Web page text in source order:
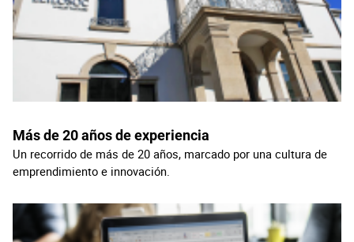
Más de 20 años de experiencia
Un recorrido de más de 20 años, marcado por una cultura de
emprendimiento e innovación.